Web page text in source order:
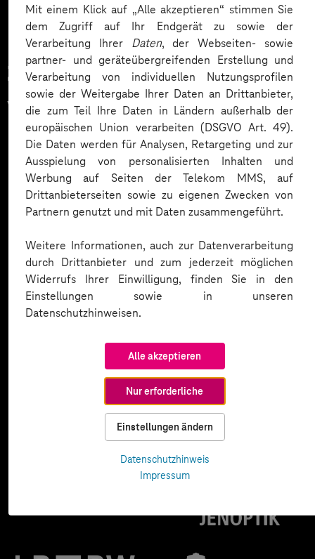
Mit einem Klick auf „Alle akzeptieren“ stimmen Sie
dem Zugriff auf Ihr Endgerät zu sowie der
Verarbeitung Ihrer Daten, der Webseiten- sowie
partner- und geräteübergreifenden Erstellung und
Verarbeitung von individuellen Nutzungsprofilen
sowie der Weitergabe Ihrer Daten an Drittanbieter,
die zum Teil Ihre Daten in Ländern außerhalb der
europäischen Union verarbeiten (DSGVO Art. 49).
Die Daten werden für Analysen, Retargeting und zur
Ausspielung von personalisierten Inhalten und
Werbung auf Seiten der Telekom MMS, auf
Drittanbieterseiten sowie zu eigenen Zwecken von
Partnern genutzt und mit Daten zusammengeführt.
Weitere Informationen, auch zur Datenverarbeitung
durch Drittanbieter und zum jederzeit möglichen
Widerrufs Ihrer Einwilligung, finden Sie in den
Einstellungen sowie in unseren
Datenschutzhinweisen.
Alle akzeptieren
Nur erforderliche
Einstellungen ändern
Datenschutzhinweis
Impressum
Zahlreiche Unternehmen
vertrauen auf unsere
Expertise. Hier eine Auswahl: